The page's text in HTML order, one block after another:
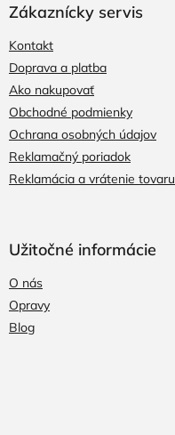
Zákaznícky servis
Kontakt
Doprava a platba
Ako nakupovať
Obchodné podmienky
Ochrana osobných údajov
Reklamačný poriadok
Reklamácia a vrátenie tovaru
Užitočné informácie
O nás
Opravy
Blog